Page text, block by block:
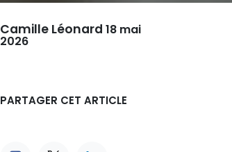
Camille Léonard 18 mai
2026
PARTAGER CET ARTICLE